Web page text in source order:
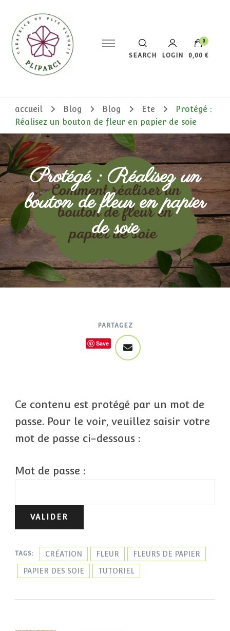
SEARCH LOGIN
0
0,00 €
accueil Blog Blog Ete
Protégé :
Réalisez un bouton de fleur en papier de soie
Protégé : Réalisez un
bouton de fleur en papier
de soie
PARTAGEZ
Save
Ce contenu est protégé par un mot de
passe. Pour le voir, veuillez saisir votre
mot de passe ci-dessous :
Mot de passe :
TAGS: CRÉATION FLEUR FLEURS DE PAPIER
PAPIER DES SOIE TUTORIEL